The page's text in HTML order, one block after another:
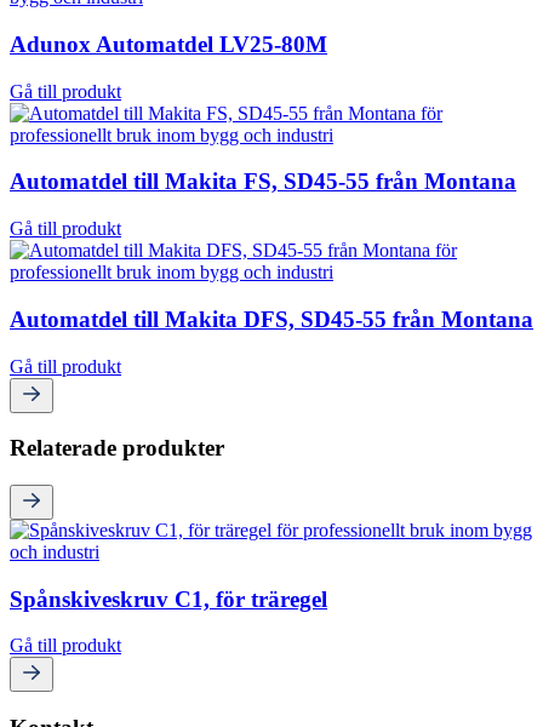
Adunox Automatdel LV25-80M
Gå till produkt
Automatdel till Makita FS, SD45-55 från Montana
Gå till produkt
Automatdel till Makita DFS, SD45-55 från Montana
Gå till produkt
Relaterade produkter
Spånskiveskruv C1, för träregel
Gå till produkt